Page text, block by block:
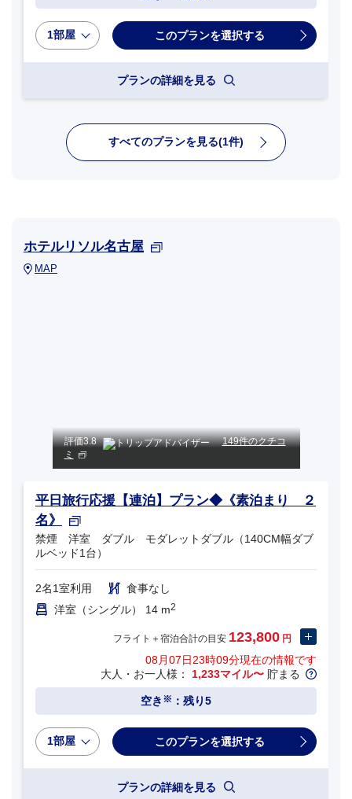
1部屋
プランの詳細を見る
すべてのプランを見る(1件)
ホテルリソル名古屋
MAP
評価3.8
149件のクチコ
ミ
平日旅行応援【連泊】プラン◆《素泊まり ２
名》
禁煙 洋室 ダブル モダレットダブル（140CM幅ダブ
ルベッド1台）
2名1室利用
食事なし
洋室（シングル） 14 m2
フライト＋宿泊合計の目安 123,800 円
08月07日23時09分現在の情報です
大人・お一人様： 1,233マイル〜 貯まる
空き ※ ：残り5
1部屋
プランの詳細を見る